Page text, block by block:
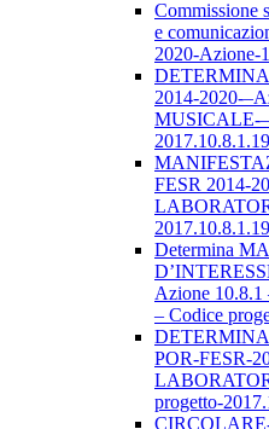
Commissione
e
2020-Azione-
2014-2020-
MUSICALE-
FESR 2014-
Determina
Azione
– Codice
POR-FESR-
progetto-